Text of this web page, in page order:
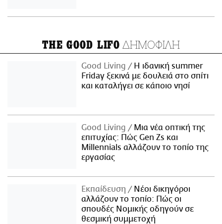
THE GOOD LIFO ΔΗΜΟΦΙΛΗ
Good Living
Η ιδανική summer
Friday ξεκινά με δουλειά στο σπίτι
και καταλήγει σε κάποιο νησί
Good Living
Μια νέα οπτική της
επιτυχίας: Πώς Gen Zs και
Millennials αλλάζουν το τοπίο της
εργασίας
Εκπαίδευση
Νέοι δικηγόροι
αλλάζουν το τοπίο: Πώς οι
σπουδές Νομικής οδηγούν σε
θεσμική συμμετοχή